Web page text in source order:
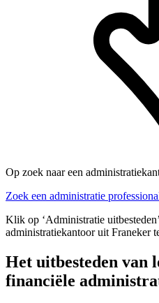
Op zoek naar een
Zoek een administratie
Klik op ‘Administratie
administratiekantoor uit Franeker
Het uitbesteden van
financiële